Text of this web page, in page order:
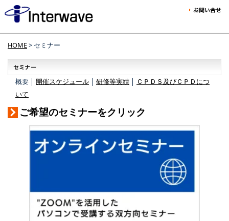
HOME> セミナー
概要 │ 開催スケジュール 研修等実績
ＣＰＤＳ及びＣＰＤにつ
いて
ご希望のセミナーをクリック